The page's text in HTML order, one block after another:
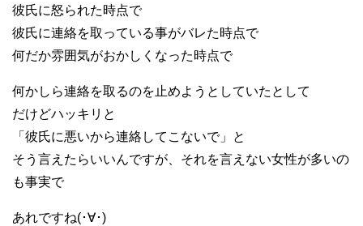
彼氏に怒られた時点で
彼氏に連絡を取っている事がバレた時点で
何だか雰囲気がおかしくなった時点で
何かしら連絡を取るのを止めようとしていたとして
だけどハッキリと
「彼氏に悪いから連絡してこないで」と
そう言えたらいいんですが、それを言えない女性が多いの
も事実で
あれですね(･∀･)